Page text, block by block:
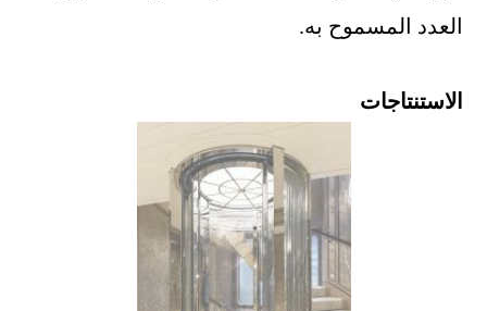
العدد المسموح به.
الاستنتاجات